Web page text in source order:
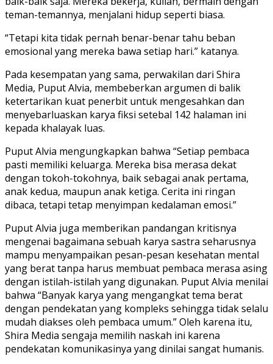
teman-temannya, menjalani hidup seperti biasa.
“Tetapi kita tidak pernah benar-benar tahu beban
emosional yang mereka bawa setiap hari.” katanya.
​Pada kesempatan yang sama, perwakilan dari Shira
Media, Puput Alvia, membeberkan argumen di balik
ketertarikan kuat penerbit untuk mengesahkan dan
menyebarluaskan karya fiksi setebal 142 halaman ini
kepada khalayak luas.
Puput Alvia mengungkapkan bahwa “Setiap pembaca
pasti memiliki keluarga. Mereka bisa merasa dekat
dengan tokoh-tokohnya, baik sebagai anak pertama,
anak kedua, maupun anak ketiga. Cerita ini ringan
dibaca, tetapi tetap menyimpan kedalaman emosi.”
​Puput Alvia juga memberikan pandangan kritisnya
mengenai bagaimana sebuah karya sastra seharusnya
mampu menyampaikan pesan-pesan kesehatan mental
yang berat tanpa harus membuat pembaca merasa asing
dengan istilah-istilah yang digunakan. Puput Alvia menilai
bahwa “Banyak karya yang mengangkat tema berat
dengan pendekatan yang kompleks sehingga tidak selalu
mudah diakses oleh pembaca umum.” Oleh karena itu,
Shira Media sengaja memilih naskah ini karena
pendekatan komunikasinya yang dinilai sangat humanis.